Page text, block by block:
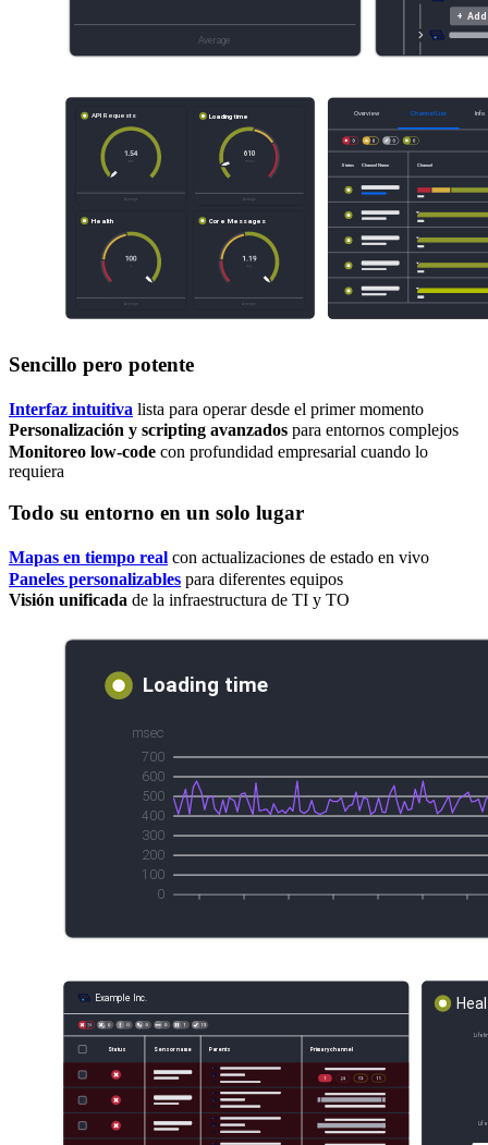
Sencillo pero potente
Interfaz intuitiva lista para operar desde el primer momento
Personalización y scripting avanzados para entornos complejos
Monitoreo low-code con profundidad empresarial cuando lo
requiera
Todo su entorno en un solo lugar
Mapas en tiempo real con actualizaciones de estado en vivo
Paneles personalizables para diferentes equipos
Visión unificada de la infraestructura de TI y TO